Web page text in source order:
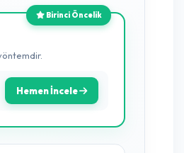
Sülfonik Asit:Organik kirleri söker.
Uzun süre kalıcılık.